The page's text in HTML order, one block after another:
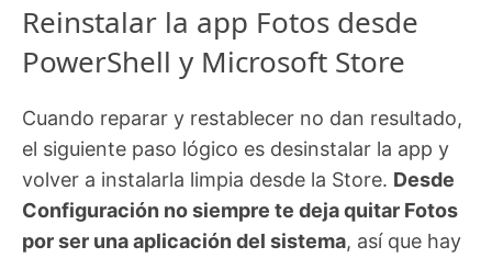
Reinstalar la app Fotos desde
PowerShell y Microsoft Store
Cuando reparar y restablecer no dan resultado,
el siguiente paso lógico es desinstalar la app y
volver a instalarla limpia desde la Store. Desde
Configuración no siempre te deja quitar Fotos
por ser una aplicación del sistema, así que hay